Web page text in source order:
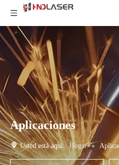
Aplicaciones
Usted está aquí: Hogar »